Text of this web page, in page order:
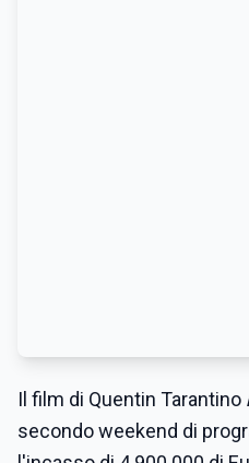
Il film di Quentin Tarantino
secondo weekend di